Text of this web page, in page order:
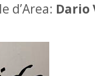
d’Area: Dario